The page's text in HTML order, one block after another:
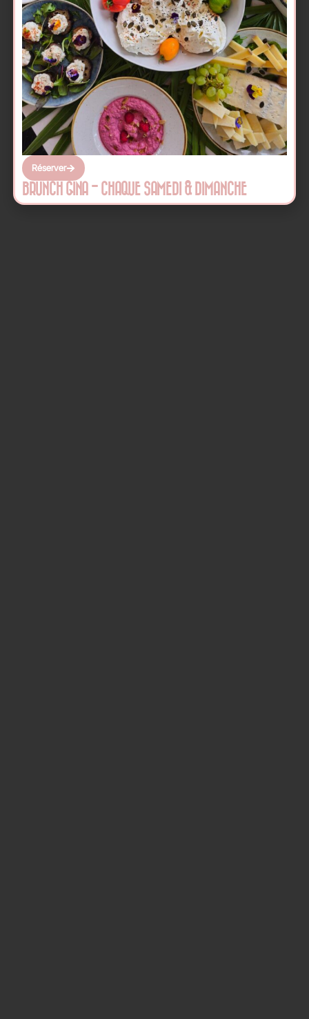
Réserver
BRUNCH GINA - CHAQUE SAMEDI & DIMANCHE